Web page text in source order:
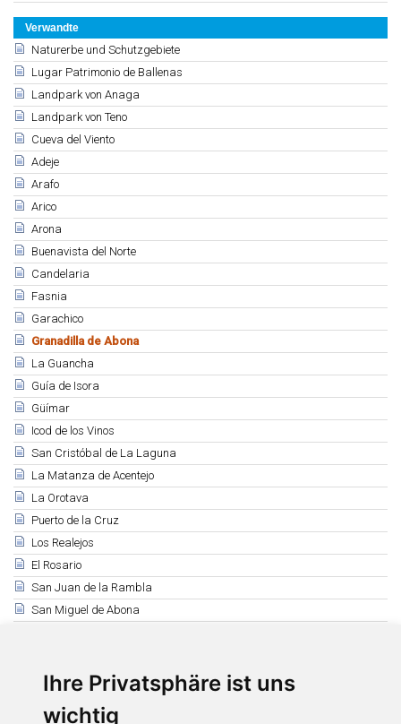
Ihre Privatsphäre ist uns
wichtig
Verwandte
Naturerbe und Schutzgebiete
Lugar Patrimonio de Ballenas
Landpark von Anaga
Landpark von Teno
Cueva del Viento
Adeje
Arafo
Arico
Arona
Buenavista del Norte
Candelaria
Fasnia
Garachico
Granadilla de Abona
La Guancha
Guía de Isora
Güímar
Icod de los Vinos
San Cristóbal de La Laguna
La Matanza de Acentejo
La Orotava
Puerto de la Cruz
Los Realejos
El Rosario
San Juan de la Rambla
San Miguel de Abona
Santiago del Teide